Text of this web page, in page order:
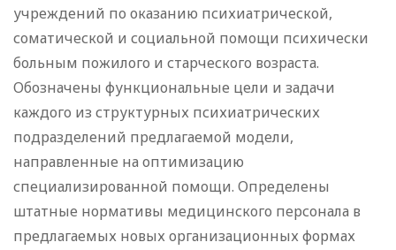
учреждений по оказанию психиатрической,
соматической и социальной помощи психически
больным пожилого и старческого возраста.
Обозначены функциональные цели и задачи
каждого из структурных психиатрических
подразделений предлагаемой модели,
направленные на оптимизацию
специализированной помощи. Определены
штатные нормативы медицинского персонала в
предлагаемых новых организационных формах